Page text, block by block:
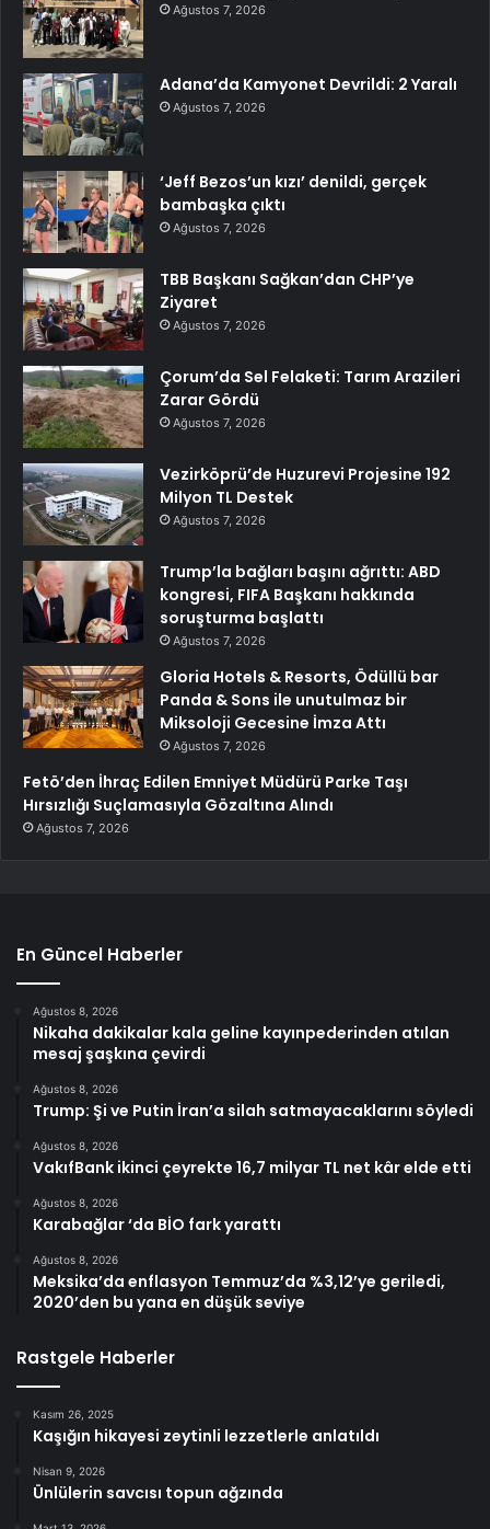
Ağustos 7, 2026
Adana’da Kamyonet Devrildi: 2 Yaralı
Ağustos 7, 2026
‘Jeff Bezos’un kızı’ denildi, gerçek
bambaşka çıktı
Ağustos 7, 2026
TBB Başkanı Sağkan’dan CHP’ye
Ziyaret
Ağustos 7, 2026
Çorum’da Sel Felaketi: Tarım Arazileri
Zarar Gördü
Ağustos 7, 2026
Vezirköprü’de Huzurevi Projesine 192
Milyon TL Destek
Ağustos 7, 2026
Trump’la bağları başını ağrıttı: ABD
kongresi, FIFA Başkanı hakkında
soruşturma başlattı
Ağustos 7, 2026
Gloria Hotels & Resorts, Ödüllü bar
Panda & Sons ile unutulmaz bir
Miksoloji Gecesine İmza Attı
Ağustos 7, 2026
Fetö’den İhraç Edilen Emniyet Müdürü Parke Taşı
Hırsızlığı Suçlamasıyla Gözaltına Alındı
Ağustos 7, 2026
En Güncel Haberler
Ağustos 8, 2026
Nikaha dakikalar kala geline kayınpederinden atılan
mesaj şaşkına çevirdi
Ağustos 8, 2026
Trump: Şi ve Putin İran’a silah satmayacaklarını söyledi
Ağustos 8, 2026
VakıfBank ikinci çeyrekte 16,7 milyar TL net kâr elde etti
Ağustos 8, 2026
Karabağlar ‘da BİO fark yarattı
Ağustos 8, 2026
Meksika’da enflasyon Temmuz’da %3,12’ye geriledi,
2020’den bu yana en düşük seviye
Rastgele Haberler
Kasım 26, 2025
Kaşığın hikayesi zeytinli lezzetlerle anlatıldı
Nisan 9, 2026
Ünlülerin savcısı topun ağzında